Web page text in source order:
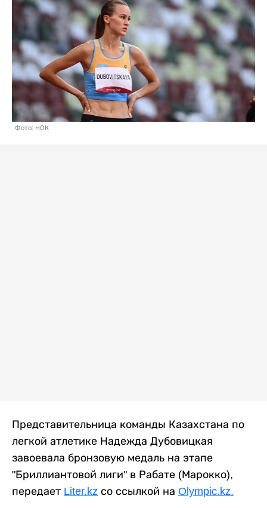
Фото: НОК
Представительница команды Казахстана по
легкой атлетике Надежда Дубовицкая
завоевала бронзовую медаль на этапе
"Бриллиантовой лиги" в Рабате (Марокко),
передает Liter.kz со ссылкой на Olympic.kz.